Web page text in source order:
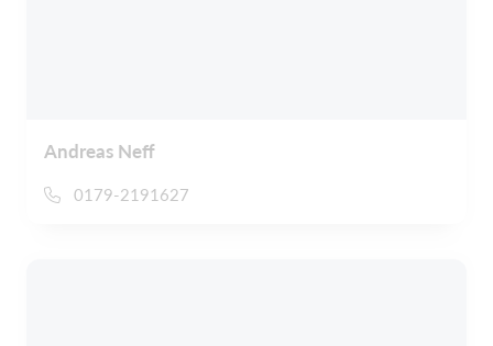
Andreas Neff
0179-2191627